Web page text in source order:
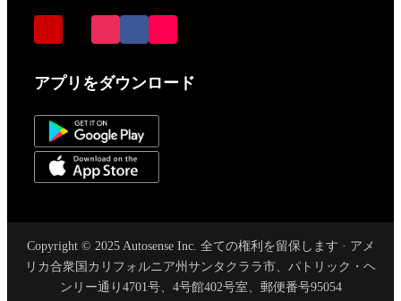
アプリをダウンロード
Copyright © 2025 Autosense Inc. 全ての権利を留保します · アメ
リカ合衆国カリフォルニア州サンタクララ市、パトリック・ヘ
ンリー通り4701号、4号館402号室、郵便番号95054